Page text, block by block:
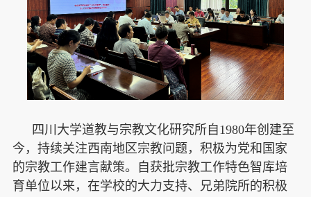
四川大学道教与宗教文化研究所自1980年创建至
今，持续关注西南地区宗教问题，积极为党和国家
的宗教工作建言献策。自获批宗教工作特色智库培
育单位以来，在学校的大力支持、兄弟院所的积极